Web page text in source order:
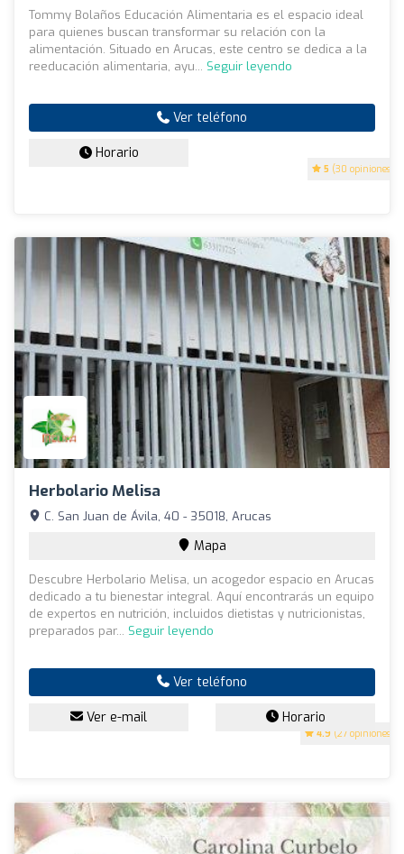
5 (30 opiniones)
Tommy Bolaños Educación Alimentaria es el espacio ideal
para quienes buscan transformar su relación con la
alimentación. Situado en Arucas, este centro se dedica a la
reeducación alimentaria, ayu... Seguir leyendo
Ver teléfono
Horario
Herbolario Melisa
4.9 (27 opiniones)
C. San Juan de Ávila, 40 - 35018, Arucas
Mapa
Descubre Herbolario Melisa, un acogedor espacio en Arucas
dedicado a tu bienestar integral. Aquí encontrarás un equipo
de expertos en nutrición, incluidos dietistas y nutricionistas,
preparados par... Seguir leyendo
Ver teléfono
Ver e-mail Horario